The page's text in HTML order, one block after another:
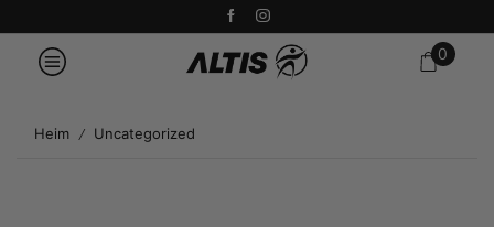
0
Heim / Uncategorized